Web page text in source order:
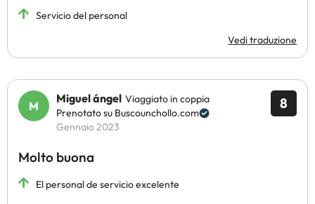
Servicio del personal
Vedi traduzione
8
Miguel ángel Viaggiato in coppia
Prenotato su Buscounchollo.com
Gennaio 2023
Molto buona
El personal de servicio excelente